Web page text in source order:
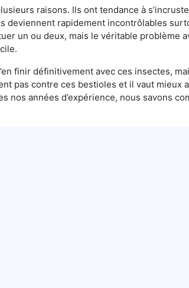
raisons. Ils ont tendance à
deviennent rapidement incontrôlables
un ou deux, mais le véritable problème
finir définitivement avec ces insectes,
pas contre ces bestioles et il vaut mieux
nos années d’expérience, nous savons